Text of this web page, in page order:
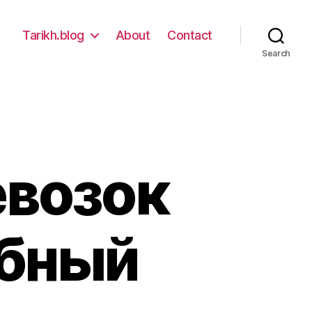
Tarikh.blog About Contact
Search